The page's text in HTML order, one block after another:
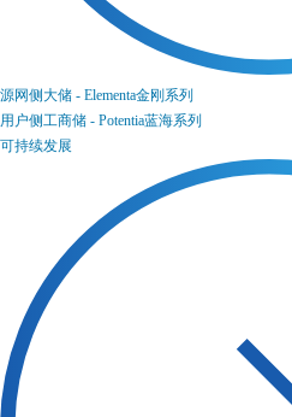
源网侧大储 - Elementa金刚系列
用户侧工商储 - Potentia蓝海系列
可持续发展